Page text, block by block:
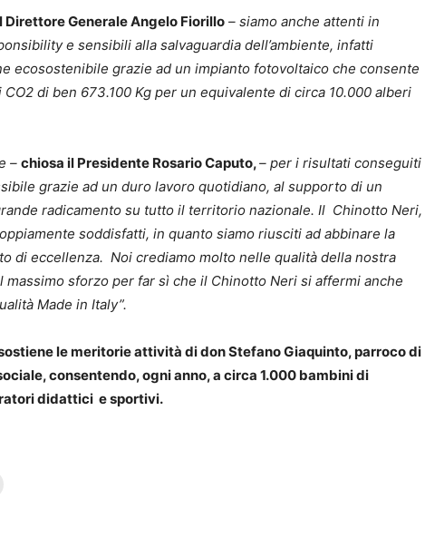
Direttore Generale Angelo Fiorillo – siamo anche attenti in
e sensibili alla salvaguardia dell’ambiente, infatti
ecosostenibile grazie ad un impianto fotovoltaico che consente
di ben 673.100 Kg per un equivalente di circa 10.000 alberi
– chiosa il Presidente Rosario Caputo,– per i risultati conseguiti
grazie ad un duro lavoro quotidiano, al supporto di un
radicamento su tutto il territorio nazionale. Il Chinotto Neri,
soddisfatti, in quanto siamo riusciti ad abbinare la
di eccellenza. Noi crediamo molto nelle qualità della nostra
sforzo per far sì che il Chinotto Neri si affermi anche
Made in Italy”.
le meritorie attività di don Stefano Giaquinto, parroco di
consentendo, ogni anno, a circa 1.000 bambini di
didattici e sportivi.